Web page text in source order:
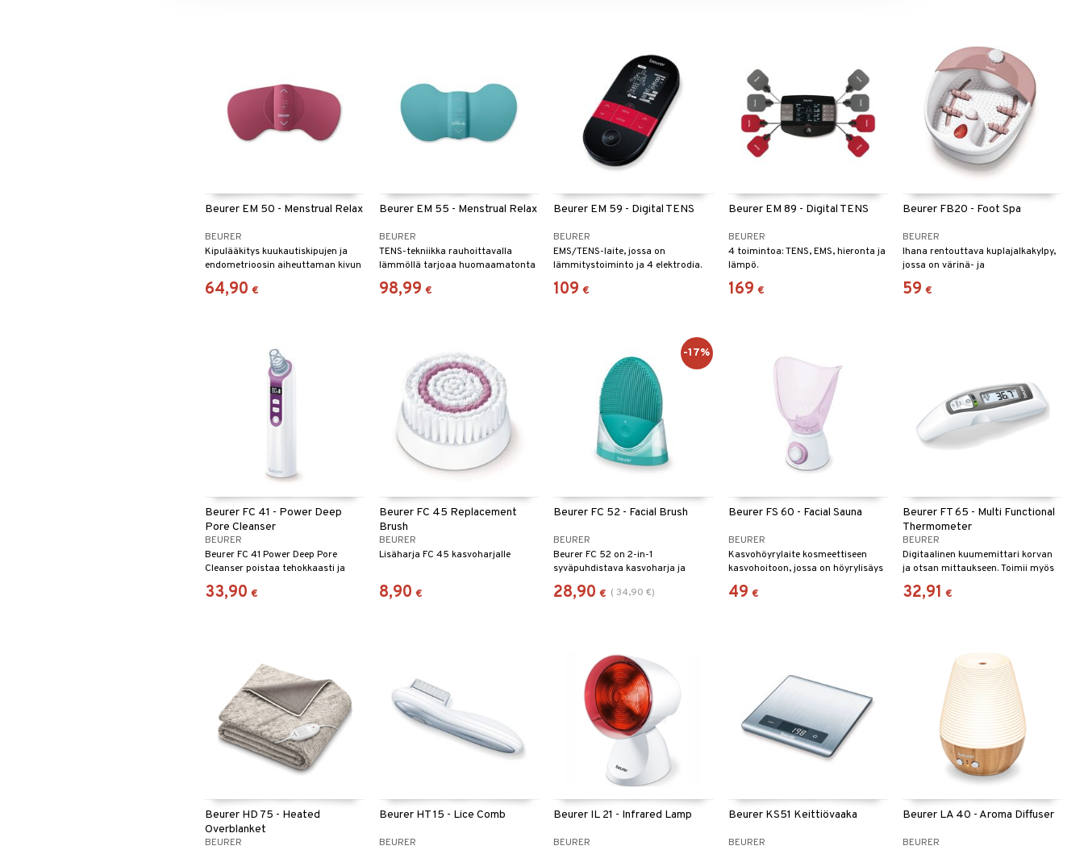
Beurer EM 50 - Menstrual Relax
BEURER
Kipulääkitys kuukautiskipujen ja
endometrioosin aiheuttaman kivun
lievittämiseen.
64,90 €
Beurer EM 55 - Menstrual Relax
BEURER
TENS-tekniikka rauhoittavalla
lämmöllä tarjoaa huomaamatonta
ja jokapäiväistä apua vatsakipujen
lievittämiseen.
98,99 €
Beurer EM 59 - Digital TENS
BEURER
EMS/TENS-laite, jossa on
lämmitystoiminto ja 4 elektrodia.
109 €
Beurer EM 89 - Digital TENS
BEURER
4 toimintoa: TENS, EMS, hieronta ja
lämpö.
169 €
Beurer FB20 - Foot Spa
BEURER
Ihana rentouttava kuplajalkakylpy,
jossa on värinä- ja
jalkarefleksihieronta.
59 €
Beurer FC 41 - Power Deep
Pore Cleanser
BEURER
Beurer FC 41 Power Deep Pore
Cleanser poistaa tehokkaasti ja
helposti ihon epäpuhtaudet, kuten
finnit ja mustapäät.
33,90 €
Beurer FC 45 Replacement
Brush
BEURER
Lisäharja FC 45 kasvoharjalle
8,90 €
Beurer FC 52 - Facial Brush
BEURER
Beurer FC 52 on 2-in-1
syväpuhdistava kasvoharja ja
hierontalaite. Valmistettu
ihoystävällisestä silikonista.
28,90 € ( 34,90 €)
-17%
Beurer FS 60 - Facial Sauna
BEURER
Kasvohöyrylaite kosmeettiseen
kasvohoitoon, jossa on höyrylisäys
ja tuoksusäiliö aromaterapiaa
varten.
49 €
Beurer FT 65 - Multi Functional
Thermometer
BEURER
Digitaalinen kuumemittari korvan
ja otsan mittaukseen. Toimii myös
pintojen, kuten tuttipullon,
lämpötilan tarkistamiseen.
32,91 €
Beurer HD 75 - Heated
Overblanket
BEURER
Beurer HT 15 - Lice Comb
BEURER
Beurer IL 21 - Infrared Lamp
BEURER
Beurer KS51 Keittiövaaka
BEURER
Beurer LA 40 - Aroma Diffuser
BEURER